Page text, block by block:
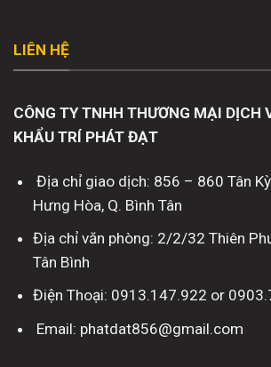
LIÊN HỆ
CÔNG TY TNHH THƯƠNG MẠI DỊCH
KHẨU TRÍ PHÁT ĐẠT
Địa chỉ giao dịch: 856 – 860 Tân Kỳ
Hưng Hòa, Q. Bình Tân
Địa chỉ văn phòng: 2/2/32 Thiên
Tân Bình
Điện Thoại: 0913.147.922 or
Email: phatdat856@gmail.com